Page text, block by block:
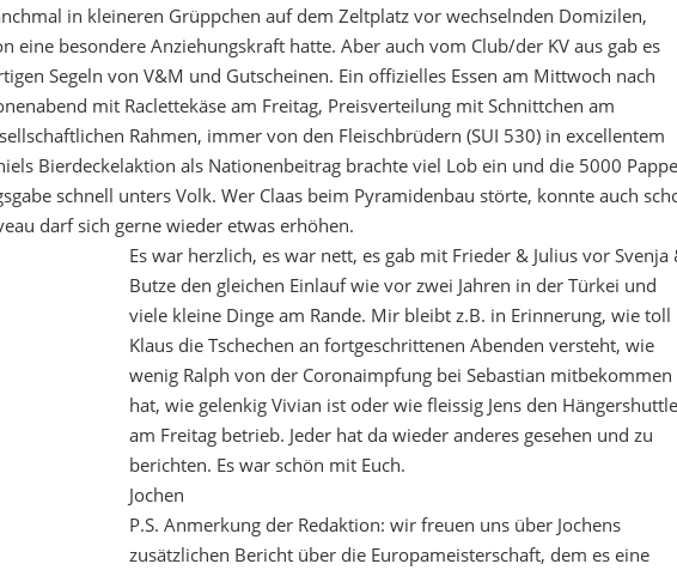
in kleineren Grüppchen auf dem Zeltplatz vor wechselnden Domizilen,
eine besondere Anziehungskraft hatte. Aber auch vom Club/der KV aus gab es
Segeln von V&M und Gutscheinen. Ein offizielles Essen am Mittwoch nach
mit Raclettekäse am Freitag, Preisverteilung mit Schnittchen am
Rahmen, immer von den Fleischbrüdern (SUI 530) in excellentem
Bierdeckelaktion als Nationenbeitrag brachte viel Lob ein und die 5000
schnell unters Volk. Wer Claas beim Pyramidenbau störte, konnte auch
darf sich gerne wieder etwas erhöhen.
Es war herzlich, es war nett, es gab mit Frieder & Julius vor Svenja
Butze den gleichen Einlauf wie vor zwei Jahren in der Türkei und
viele kleine Dinge am Rande. Mir bleibt z.B. in Erinnerung, wie toll
Klaus die Tschechen an fortgeschrittenen Abenden versteht, wie
wenig Ralph von der Coronaimpfung bei Sebastian mitbekommen
hat, wie gelenkig Vivian ist oder wie fleissig Jens den Hängershuttle
am Freitag betrieb. Jeder hat da wieder anderes gesehen und zu
berichten. Es war schön mit Euch.
Jochen
P.S. Anmerkung der Redaktion: wir freuen uns über Jochens
zusätzlichen Bericht über die Europameisterschaft, dem es eine